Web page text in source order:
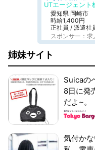
UTエージェント
愛知県 岡崎市
時給1,400円
正社員 / 派遣社
スポンサー：求
姉妹サイト
Suicaの
8日に発
だよ~。
気付か